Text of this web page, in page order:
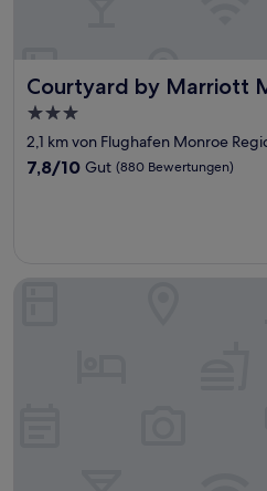
Courtyard by Marriott
Courtyard by Marriott
3.0-
Sterne-
Unterkunft
2,1 km von Flughafen Monroe
7.8
7,8/10 Gut (880 Bewertungen)
Hamilton House Inn